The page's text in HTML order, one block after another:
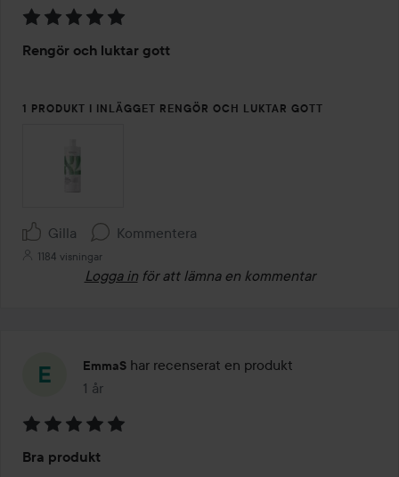
5
5
Rengör och luktar gott
1 PRODUKT I INLÄGGET RENGÖR OCH LUKTAR GOTT
Gilla Kommentera
1184 visningar
Logga in för att lämna en kommentar
EmmaS har recenserat en produkt
1 år
Inlägget skapades 1 år
5
Bra produkt